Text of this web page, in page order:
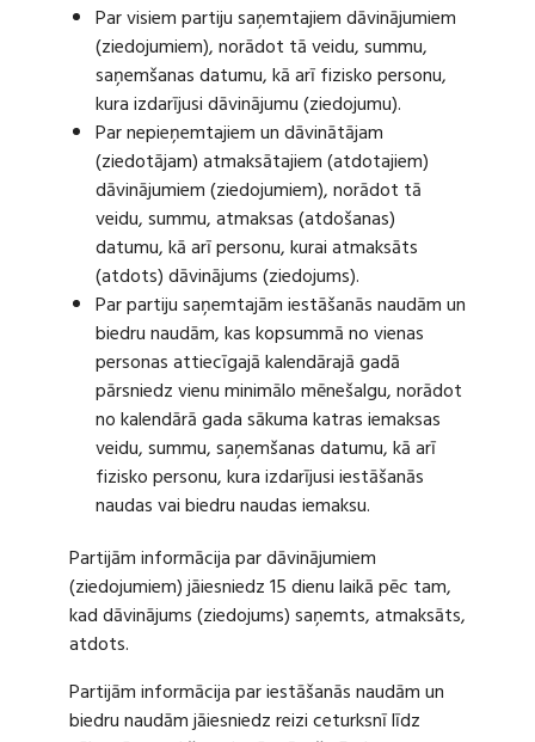
Par visiem partiju saņemtajiem dāvinājumiem
(ziedojumiem), norādot tā veidu, summu,
saņemšanas datumu, kā arī fizisko personu,
kura izdarījusi dāvinājumu (ziedojumu).
Par nepieņemtajiem un dāvinātājam
(ziedotājam) atmaksātajiem (atdotajiem)
dāvinājumiem (ziedojumiem), norādot tā
veidu, summu, atmaksas (atdošanas)
datumu, kā arī personu, kurai atmaksāts
(atdots) dāvinājums (ziedojums).
Par partiju saņemtajām iestāšanās naudām un
biedru naudām, kas kopsummā no vienas
personas attiecīgajā kalendārajā gadā
pārsniedz vienu minimālo mēnešalgu, norādot
no kalendārā gada sākuma katras iemaksas
veidu, summu, saņemšanas datumu, kā arī
fizisko personu, kura izdarījusi iestāšanās
naudas vai biedru naudas iemaksu.
Partijām informācija par dāvinājumiem
(ziedojumiem) jāiesniedz 15 dienu laikā pēc tam,
kad dāvinājums (ziedojums) saņemts, atmaksāts,
atdots.
Partijām informācija par iestāšanās naudām un
biedru naudām jāiesniedz reizi ceturksnī līdz